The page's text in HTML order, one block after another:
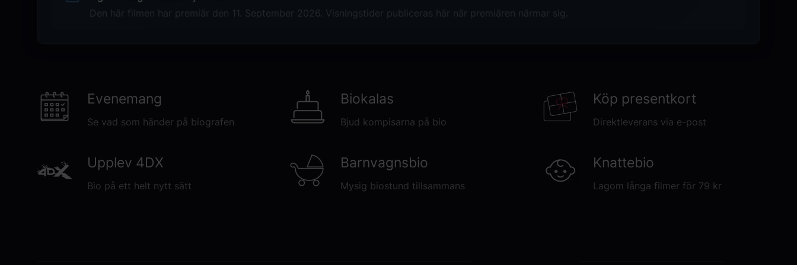
Original title
Animerad film
Drama
Familjefilm
Äventyr
Coming-Of-Age
Ett sprakande och roligt äventyr för stora som små om att hitta sig själv i en
Den här filmen har premiär den 11. September 2026. Visningstider publiceras här när premiären närmar sig.
Evenemang
Se vad som händer på biografen
Biokalas
Bjud kompisarna på bio
Köp presentkort
Direktleverans via e-post
Upplev 4DX
Bio på ett helt nytt sätt
Barnvagnsbio
Mysig biostund tillsammans
Knattebio
Lagom långa filmer för 79 kr